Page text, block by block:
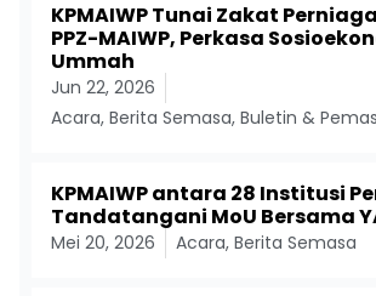
KPMAIWP Tunai Zakat
PPZ-MAIWP, Perkasa
Ummah
Jun 22, 2026
Acara, Berita Semasa, Buletin &
KPMAIWP antara 28 Institusi
Tandatangani MoU Bersama
Mei 20, 2026 Acara, Berita Semasa